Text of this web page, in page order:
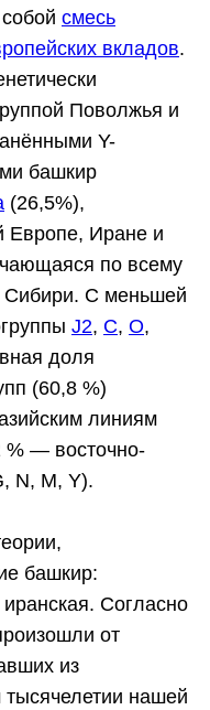
смесь
вкладов.
Поволжья и
Y-
башкир
(26,5%),
Европе, Иране и
по всему
Сибири. С меньшей
J2, C, O,
доля
(60,8 %)
линиям
% — восточно-
N, M, Y).
башкир:
Согласно
от
из
нашей